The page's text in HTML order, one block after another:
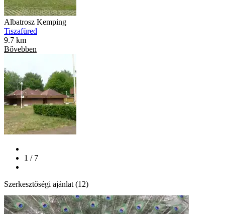
Albatrosz Kemping
Tiszafüred
9.7 km
Bővebben
1 / 7
Szerkesztőségi ajánlat (12)